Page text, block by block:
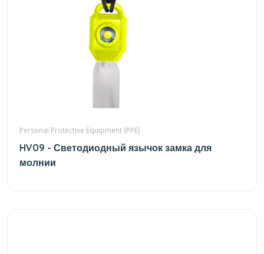
Personal Protective Equipment (PPE)
HV09 - Светодиодный язычок замка для
молнии